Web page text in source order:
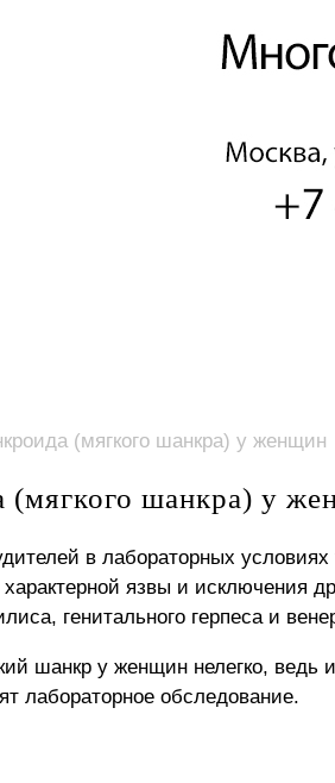
(мягкого шанкра) у женщин
(мягкого шанкра) у
в лабораторных
характерной язвы и
генитального герпеса и
шанкр у женщин нелегко, ведь
лабораторное обследование.